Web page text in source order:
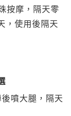
按摩，隔天零
，使用後隔天
噴大腿，隔天